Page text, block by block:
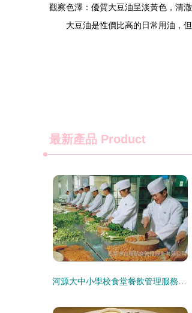
觀察色澤：優質大豆油呈淡黃色，清
大豆油是性價比高的日常用油，
最新產品 Product